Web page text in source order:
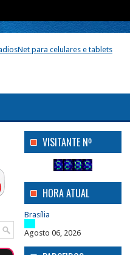
VISITANTE Nº
HORA ATUAL
Brasília
Agosto 06, 2026